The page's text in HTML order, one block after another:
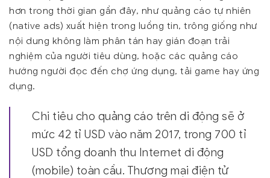
hơn trong thời gian gần đây, như quảng cáo tự nhiên
(native ads) xuất hiện trong luồng tin, trông giống như
nội dung không làm phân tán hay gián đoạn trải
nghiệm của người tiêu dùng, hoặc các quảng cáo
hướng người đọc đến chợ ứng dụng, tải game hay ứng
dụng.
Chi tiêu cho quảng cáo trên di động sẽ ở
mức 42 tỉ USD vào năm 2017, trong 700 tỉ
USD tổng doanh thu Internet di động
(mobile) toàn cầu. Thương mại điện tử